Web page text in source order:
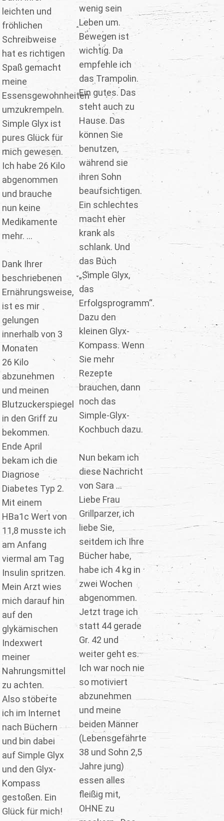
leichten und
fröhlichen
Schreibweise
hat es richtigen
Spaß gemacht
meine
Essensgewohnheiten
umzukrempeln.
Simple Glyx ist
pures Glück für
mich gewesen.
Ich habe 26 Kilo
abgenommen
und brauche
nun keine
Medikamente
mehr. ...
Dank Ihrer
beschriebenen
Ernährungsweise,
ist es mir
gelungen
innerhalb von 3
Monaten
26 Kilo
abzunehmen
und meinen
Blutzuckerspiegel
in den Griff zu
bekommen.
Ende April
bekam ich die
Diagnose
Diabetes Typ 2.
Mit einem
HBa1c Wert von
11,8 musste ich
am Anfang
viermal am Tag
Insulin spritzen.
Mein Arzt wies
mich darauf hin
auf den
glykämischen
Indexwert
meiner
Nahrungsmittel
zu achten.
Also stöberte
ich im Internet
nach Büchern
und bin dabei
auf Simple Glyx
und den Glyx-
Kompass
gestoßen. Ein
Glück für mich!
wenig sein
Leben um.
Bewegen ist
wichtig. Da
empfehle ich
das Trampolin.
Ein gutes. Das
steht auch zu
Hause. Das
können Sie
benutzen,
während sie
ihren Sohn
beaufsichtigen.
Ein schlechtes
macht eher
krank als
schlank. Und
das Buch
„Simple Glyx,
das
Erfolgsprogramm“.
Dazu den
kleinen Glyx-
Kompass. Wenn
Sie mehr
Rezepte
brauchen, dann
noch das
Simple-Glyx-
Kochbuch dazu.
Nun bekam ich
diese Nachricht
von Sara ...
Liebe Frau
Grillparzer, ich
liebe Sie,
seitdem ich Ihre
Bücher habe,
habe ich 4 kg in
zwei Wochen
abgenommen.
Jetzt trage ich
statt 44 gerade
Gr. 42 und
weiter geht es.
Ich war noch nie
so motiviert
abzunehmen
und meine
beiden Männer
(Lebensgefährte
38 und Sohn 2,5
Jahre jung)
essen alles
fleißig mit,
OHNE zu